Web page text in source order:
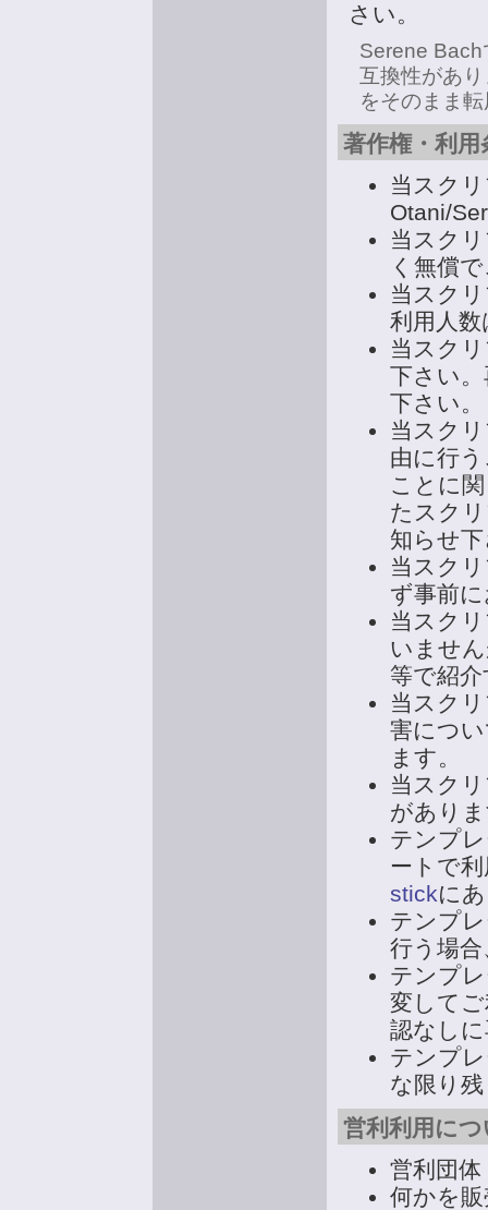
さい。
Serene Bach
互換性があ
をそのまま
著作権・利用
当スク
Otani/
当スク
く無償
当スク
利用人
当スク
下さい
下さい。
当スク
由に行
ことに
たスク
知らせ
当スク
ず事前
当スク
いませ
等で紹
当スク
害につ
ます。
当スク
があり
テンプ
ートで
stickに
テンプ
行う場合
テンプ
変して
認なし
テンプ
な限り
営利利用に
営利団
何かを